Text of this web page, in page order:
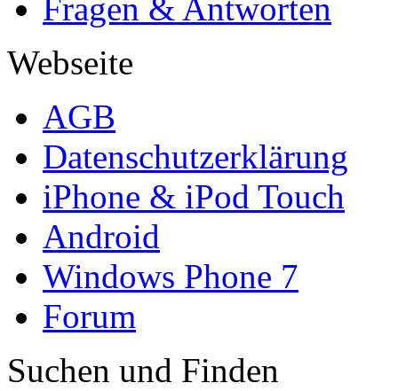
Fragen & Antworten
Webseite
AGB
Datenschutzerklärung
iPhone & iPod Touch
Android
Windows Phone 7
Forum
Suchen und Finden